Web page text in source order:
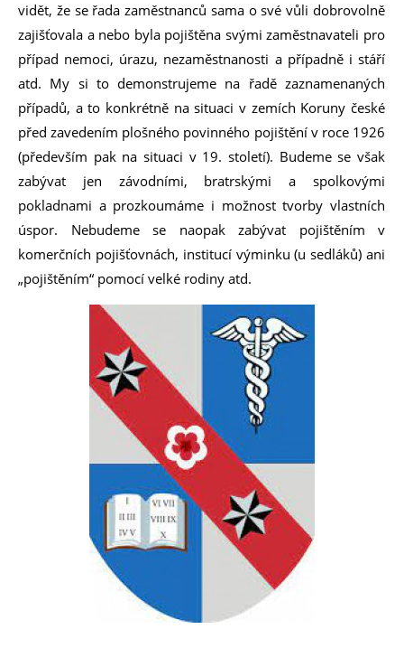
vidět, že se řada zaměstnanců sama o své vůli dobrovolně
zajišťovala a nebo byla pojištěna svými zaměstnavateli pro
případ nemoci, úrazu, nezaměstnanosti a případně i stáří
atd. My si to demonstrujeme na řadě zaznamenaných
případů, a to konkrétně na situaci v zemích Koruny české
před zavedením plošného povinného pojištění v roce 1926
(především pak na situaci v 19. století). Budeme se však
zabývat jen závodními, bratrskými a spolkovými
pokladnami a prozkoumáme i možnost tvorby vlastních
úspor. Nebudeme se naopak zabývat pojištěním v
komerčních pojišťovnách, institucí výminku (u sedláků) ani
„pojištěním“ pomocí velké rodiny atd.